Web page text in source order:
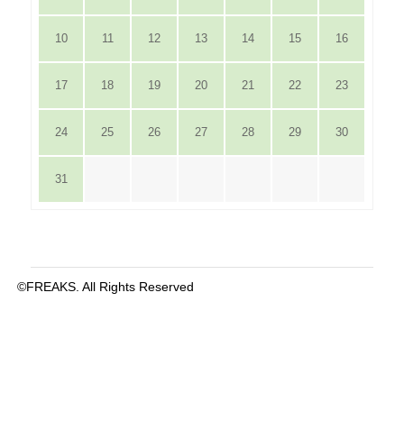
10 11 12 13 14 15 16
17 18 19 20 21 22 23
24 25 26 27 28 29 30
31
©FREAKS. All Rights Reserved